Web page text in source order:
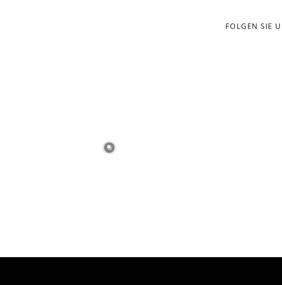
FOLGEN SIE